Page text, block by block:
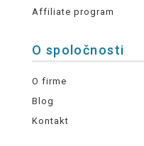
Affiliate program
O spoločnosti
O firme
Blog
Kontakt